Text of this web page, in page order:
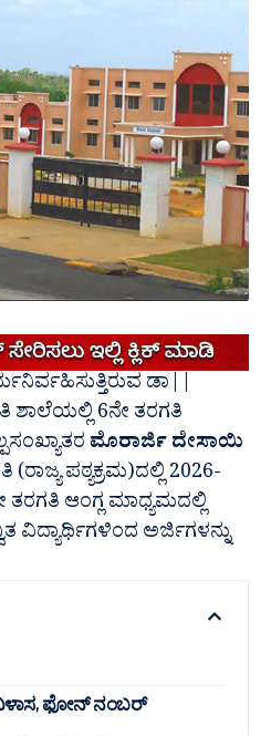
ಡಾ||
ಶಾಲೆಯಲ್ಲಿ 6ನೇ ತರಗತಿ
ಮೊರಾರ್ಜಿ ದೇಸಾಯಿ
(ರಾಜ್ಯ ಪಠ್ಯಕ್ರಮ)ದಲ್ಲಿ 2026-
ತರಗತಿ ಆಂಗ್ಲ ಮಾಧ್ಯಮದಲ್ಲಿ
ವಿದ್ಯಾರ್ಥಿಗಳಿಂದ ಅರ್ಜಿಗಳನ್ನು
ಫೋನ್ ನಂಬರ್